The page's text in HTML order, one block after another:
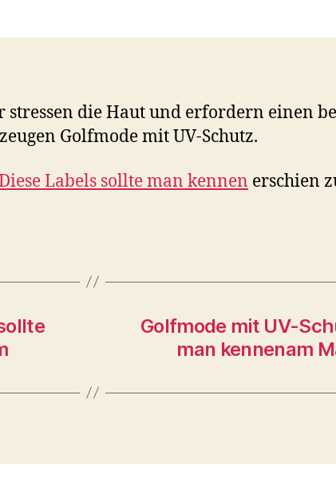
die Haut und erfordern einen
Golfmode mit UV-Schutz.
Labels sollte man kennen erschien
Golfmode mit UV-
man kennenam